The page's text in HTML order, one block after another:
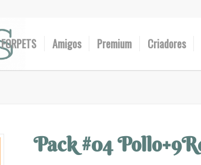
FORPETS Amigos Premium Criadores
Pack #04